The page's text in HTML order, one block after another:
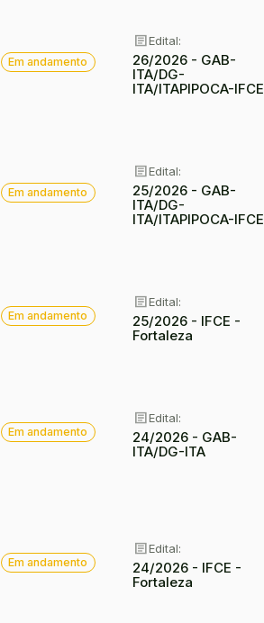
articleSituação:
Em andamento
articleEdital:
26/2026 - GAB-
ITA/DG-
ITA/ITAPIPOCA-IFCE
articleSituação:
Em andamento
articleEdital:
25/2026 - GAB-
ITA/DG-
ITA/ITAPIPOCA-IFCE
articleSituação:
Em andamento
articleEdital:
25/2026 - IFCE -
Fortaleza
articleSituação:
Em andamento
articleEdital:
24/2026 - GAB-
ITA/DG-ITA
articleSituação:
Em andamento
articleEdital:
24/2026 - IFCE -
Fortaleza